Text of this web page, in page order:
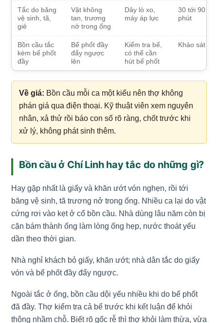
Tắc do băng
vệ sinh, tã,
giẻ
Vật không
tan, trương
nở trong ống
Dây lò xo,
máy áp lực
30 tới 90
phút
Bồn cầu tắc
kèm bể phốt
đầy
Bể phốt đầy
đẩy ngược
lên
Kiểm tra bể,
có thể cần
hút bể phốt
Khảo sát
Về giá: Bồn cầu mỗi ca một kiểu nên thợ không
phán giá qua điện thoại. Kỹ thuật viên xem nguyên
nhân, xả thử rồi báo con số rõ ràng, chốt trước khi
xử lý, không phát sinh thêm.
Bồn cầu ở Chí Linh hay tắc do những gì?
Hay gặp nhất là giấy và khăn ướt vón nghẹn, rồi tới
băng vệ sinh, tã trương nở trong ống. Nhiều ca lại do vật
cứng rơi vào kẹt ở cổ bồn cầu. Nhà dùng lâu năm còn bị
cặn bám thành ống làm lòng ống hẹp, nước thoát yếu
dần theo thời gian.
Nhà nghỉ khách bỏ giấy, khăn ướt; nhà dân tắc do giấy
vón và bể phốt đầy đẩy ngược.
Ngoài tắc ở ống, bồn cầu dội yếu nhiều khi do bể phốt
đã đầy. Thợ kiểm tra cả bể trước khi kết luận để khỏi
thông nhầm chỗ. Biết rõ gốc rễ thì thợ khỏi làm thừa, vừa